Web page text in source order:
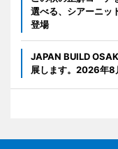
選べる、シアーニッ
登場
JAPAN BUILD
展します。2026年8